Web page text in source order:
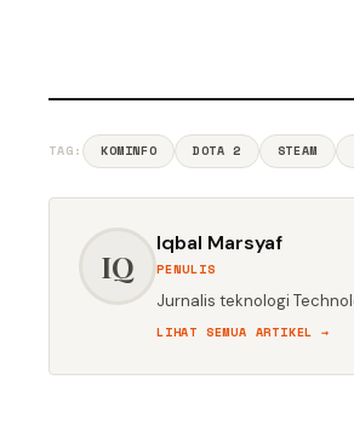
TAG: KOMINFO DOTA 2 STEAM
IQ
Iqbal Marsyaf
PENULIS
Jurnalis teknologi
LIHAT SEMUA ARTIKEL →